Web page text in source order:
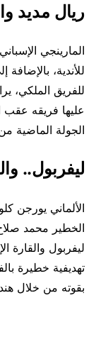
ريال مديد
المارينجي
للأندية،
للفريق الملكي،
عليها فريقه عقب
الجولة الماضية
ليفربول..
الألماني يورجن
الخطير محمد
ليفربول والقارة
تهديفية خطيرة
بقوته من خلال